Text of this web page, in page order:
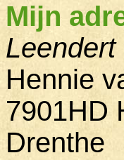
Mijn
Hennie
7901HD
Drenthe